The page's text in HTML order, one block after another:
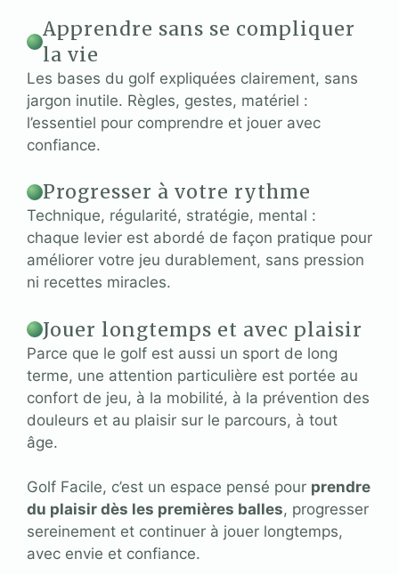
Apprendre sans se compliquer
la vie
Les bases du golf expliquées clairement, sans
jargon inutile. Règles, gestes, matériel :
l’essentiel pour comprendre et jouer avec
confiance.
Progresser à votre rythme
Technique, régularité, stratégie, mental :
chaque levier est abordé de façon pratique pour
améliorer votre jeu durablement, sans pression
ni recettes miracles.
Jouer longtemps et avec plaisir
Parce que le golf est aussi un sport de long
terme, une attention particulière est portée au
confort de jeu, à la mobilité, à la prévention des
douleurs et au plaisir sur le parcours, à tout
âge.
Golf Facile, c’est un espace pensé pour prendre
du plaisir dès les premières balles, progresser
sereinement et continuer à jouer longtemps,
avec envie et confiance.